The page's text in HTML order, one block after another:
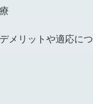
メリットや適応につ